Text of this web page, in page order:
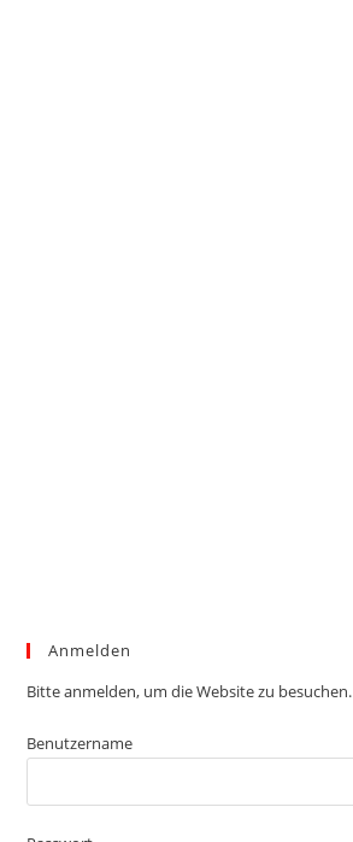
Anmelden
Bitte anmelden, um die Website zu besuchen.
Benutzername